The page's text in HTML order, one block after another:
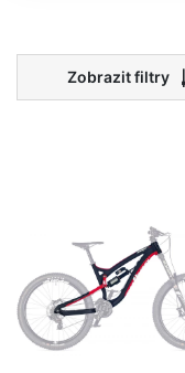
Author
RST
RIDEA